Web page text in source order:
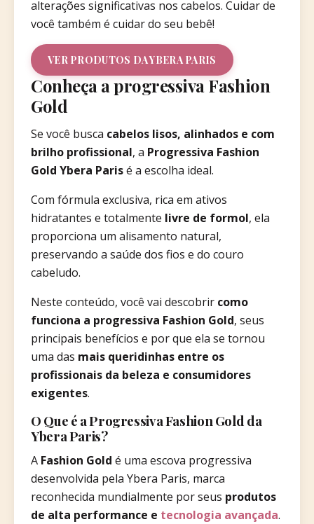
alterações significativas nos cabelos. Cuidar de
você também é cuidar do seu bebê!
VER PRODUTOS DA YBERA PARIS
Conheça a progressiva Fashion
Gold
Se você busca cabelos lisos, alinhados e com
brilho profissional, a Progressiva Fashion
Gold Ybera Parisé a escolha ideal.
Com fórmula exclusiva, rica em ativos
hidratantes e totalmente livre de formol, ela
proporciona um alisamento natural,
preservando a saúde dos fios e do couro
cabeludo.
Neste conteúdo, você vai descobrir como
funciona a progressiva Fashion Gold, seus
principais benefícios e por que ela se tornou
uma das mais queridinhas entre os
profissionais da beleza e consumidores
exigentes.
O Que é a Progressiva Fashion Gold da
Ybera Paris?
A Fashion Gold é uma escova progressiva
desenvolvida pela Ybera Paris, marca
reconhecida mundialmente por seus produtos
de alta performance e tecnologia avançada.